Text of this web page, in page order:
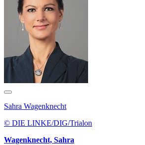
Sahra Wagenknecht
© DIE LINKE/DIG/Trialon
Wagenknecht, Sahra